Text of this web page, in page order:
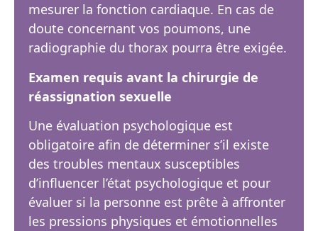
mesurer la fonction cardiaque. En cas de
doute concernant vos poumons, une
radiographie du thorax pourra être exigée.
Examen requis avant la chirurgie de
réassignation sexuelle
Une évaluation psychologique est
obligatoire afin de déterminer s’il existe
des troubles mentaux susceptibles
d’influencer l’état psychologique et pour
évaluer si la personne est prête à affronter
les pressions physiques et émotionnelles